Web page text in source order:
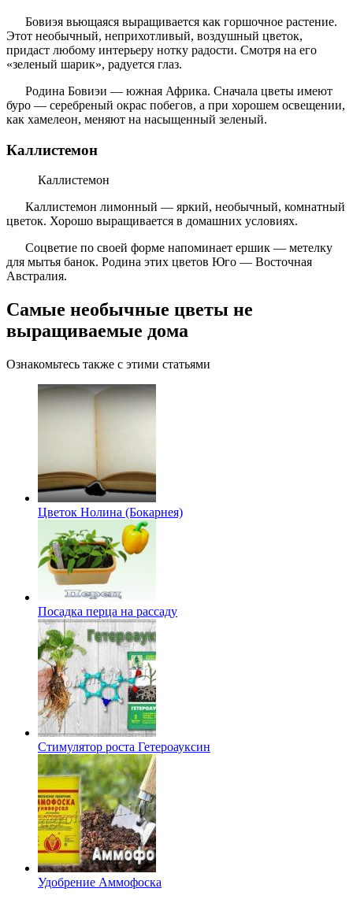
Бовиэя вьющаяся выращивается как горшочное растение.
Этот необычный, неприхотливый, воздушный цветок,
придаст любому интерьеру нотку радости. Смотря на его
«зеленый шарик», радуется глаз.
Родина Бовиэи — южная Африка. Сначала цветы имеют
буро — серебреный окрас побегов, а при хорошем освещении,
как хамелеон, меняют на насыщенный зеленый.
Каллистемон
Каллистемон
Каллистемон лимонный — яркий, необычный, комнатный
цветок. Хорошо выращивается в домашних условиях.
Соцветие по своей форме напоминает ершик — метелку
для мытья банок. Родина этих цветов Юго — Восточная
Австралия.
Самые необычные цветы не
выращиваемые дома
Ознакомьтесь также с этими статьями
Цветок Нолина (Бокарнея)
Посадка перца на рассаду
Стимулятор роста Гетероауксин
Удобрение Аммофоска